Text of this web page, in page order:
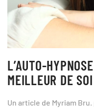
L’AUTO-
MEILLEUR DE SOI
Un article de Myriam